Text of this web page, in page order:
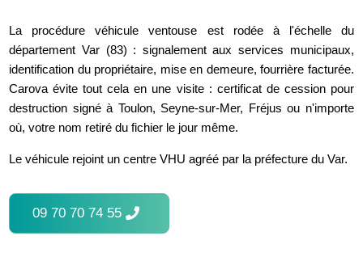
La procédure véhicule ventouse est rodée à l'échelle du
département Var (83) : signalement aux services municipaux,
identification du propriétaire, mise en demeure, fourrière facturée.
Carova évite tout cela en une visite : certificat de cession pour
destruction signé à Toulon, Seyne-sur-Mer, Fréjus ou n'importe
où, votre nom retiré du fichier le jour même.
Le véhicule rejoint un centre VHU agréé par la préfecture du Var.
09 70 70 74 55